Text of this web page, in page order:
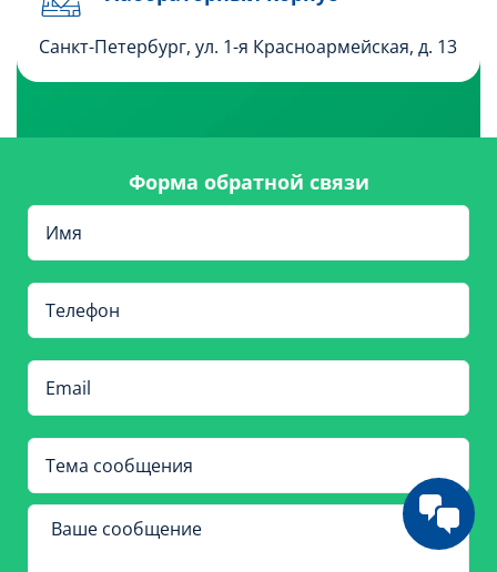
Санкт-Петербург, ул. 1-я Красноармейская, д. 13
Форма обратной связи